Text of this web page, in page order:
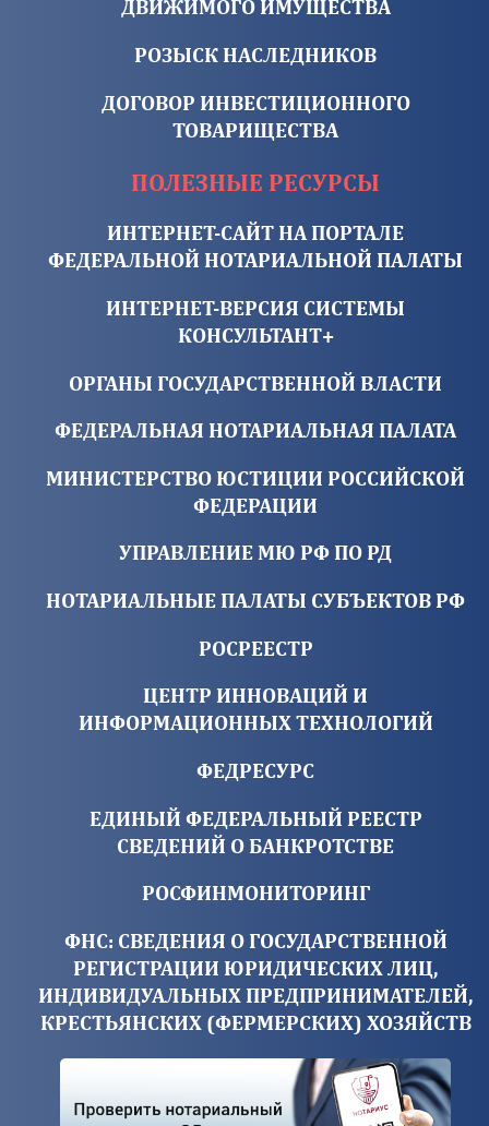
ДВИЖИМОГО ИМУЩЕСТВА
РОЗЫСК НАСЛЕДНИКОВ
ДОГОВОР ИНВЕСТИЦИОННОГО
ТОВАРИЩЕСТВА
ПОЛЕЗНЫЕ РЕСУРСЫ
ИНТЕРНЕТ-САЙТ НА ПОРТАЛЕ
ФЕДЕРАЛЬНОЙ НОТАРИАЛЬНОЙ ПАЛАТЫ
ИНТЕРНЕТ-ВЕРСИЯ СИСТЕМЫ
КОНСУЛЬТАНТ+
ОРГАНЫ ГОСУДАРСТВЕННОЙ ВЛАСТИ
ФЕДЕРАЛЬНАЯ НОТАРИАЛЬНАЯ ПАЛАТА
МИНИСТЕРСТВО ЮСТИЦИИ РОССИЙСКОЙ
ФЕДЕРАЦИИ
УПРАВЛЕНИЕ МЮ РФ ПО РД
НОТАРИАЛЬНЫЕ ПАЛАТЫ СУБЪЕКТОВ РФ
РОСРЕЕСТР
ЦЕНТР ИННОВАЦИЙ И
ИНФОРМАЦИОННЫХ ТЕХНОЛОГИЙ
ФЕДРЕСУРС
ЕДИНЫЙ ФЕДЕРАЛЬНЫЙ РЕЕСТР
СВЕДЕНИЙ О БАНКРОТСТВЕ
РОСФИНМОНИТОРИНГ
ФНС: СВЕДЕНИЯ О ГОСУДАРСТВЕННОЙ
РЕГИСТРАЦИИ ЮРИДИЧЕСКИХ ЛИЦ,
ИНДИВИДУАЛЬНЫХ ПРЕДПРИНИМАТЕЛЕЙ,
КРЕСТЬЯНСКИХ (ФЕРМЕРСКИХ) ХОЗЯЙСТВ